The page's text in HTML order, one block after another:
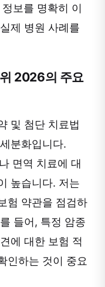
보를 명확히 이
제 병원 사례를
2026의 주요
및 첨단 치료법
분화입니다.
면역 치료에 대
높습니다. 저는
험 약관을 점검하
들어, 특정 암종
에 대한 보험 적
인하는 것이 중요